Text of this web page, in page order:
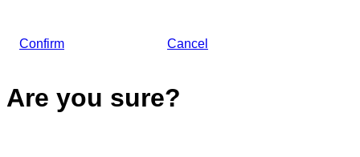
Confirm Cancel
Are you sure?